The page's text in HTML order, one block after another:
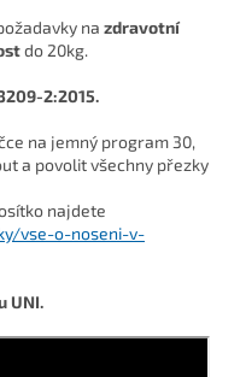
na zdravotní
do 20kg.
2:2015.
na jemný program 30,
a povolit všechny přezky
najdete
vse-o-noseni-v-
UNI.